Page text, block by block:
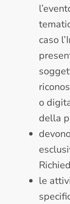
caso
o
della
le